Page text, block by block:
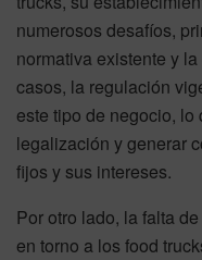
numerosos desafíos,
normativa existente y
casos, la regulación
este tipo de negocio,
legalización y generar
fijos y sus intereses.
Por otro lado, la falta
en torno a los food